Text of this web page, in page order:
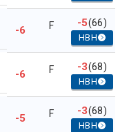
-6 F -5(66)
HBH
-6 F -3(68)
HBH
-5 F -3(68)
HBH